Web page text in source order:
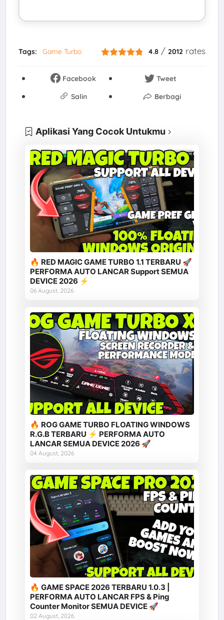
Tags: Game Turbo 4.8 /2012 rates
Facebook
Tweet
Salin
Berbagi
Aplikasi Yang Cocok Untukmu
🔥 RED MAGIC GAME TURBO 1.1 TERBARU 🚀
PERFORMA AUTO LANCAR Support SEMUA
DEVICE 2026 ⚡
06 August, 2026
🔥 ROG GAME TURBO FLOATING WINDOWS
R.G.B TERBARU ⚡ PERFORMA AUTO
LANCAR SEMUA DEVICE 2026 🚀
04 August, 2026
🔥 GAME SPACE 2026 TERBARU 1.0.3 |
PERFORMA AUTO LANCAR FPS & Ping
Counter Monitor SEMUA DEVICE 🚀
02 August, 2026